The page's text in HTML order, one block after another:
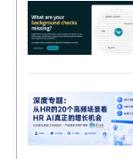
企业与产品，关注
行业市值榜单和HR
坛，表彰认可业内先